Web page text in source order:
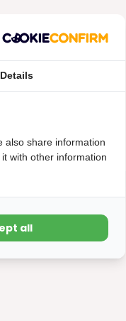
Details
also share information
with other information
all